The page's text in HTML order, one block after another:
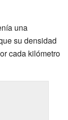
una
su densidad
cada kilómetro